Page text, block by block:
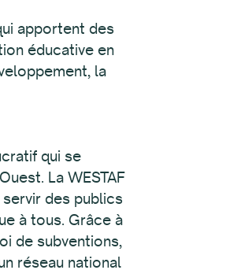
apportent des
éducative en
la
qui se
La WESTAF
des publics
à tous. Grâce à
de subventions,
réseau national